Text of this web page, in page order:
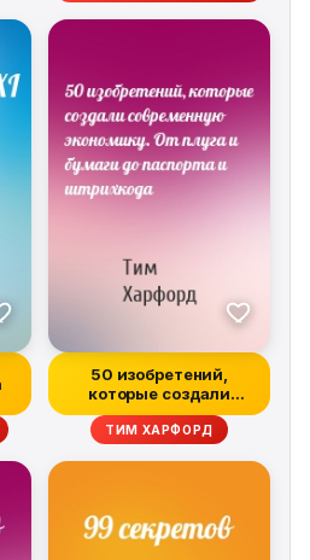
50 изобретений,
которые создали
современную эконом...
ТИМ ХАРФОРД